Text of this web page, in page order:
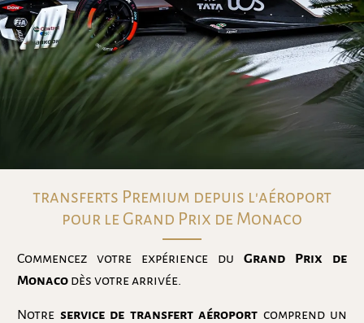
transferts Premium depuis l'aéroport
pour le Grand Prix de Monaco
Commencez votre expérience du Grand Prix de
Monaco dès votre arrivée.
Notre service de transfert aéroport comprend un